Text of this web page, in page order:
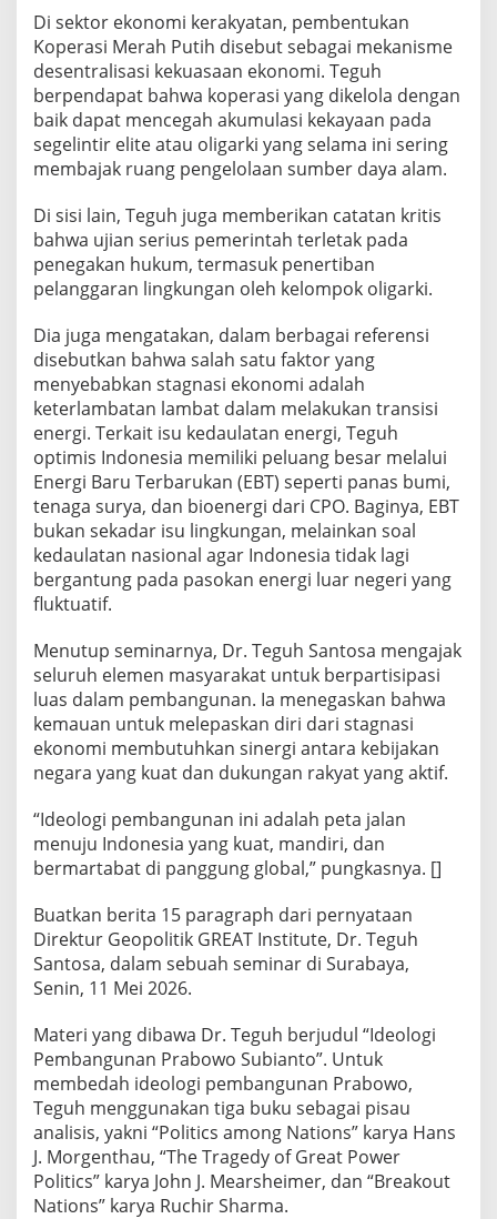
Di sektor ekonomi kerakyatan, pembentukan
Koperasi Merah Putih disebut sebagai mekanisme
desentralisasi kekuasaan ekonomi. Teguh
berpendapat bahwa koperasi yang dikelola dengan
baik dapat mencegah akumulasi kekayaan pada
segelintir elite atau oligarki yang selama ini sering
membajak ruang pengelolaan sumber daya alam.
Di sisi lain, Teguh juga memberikan catatan kritis
bahwa ujian serius pemerintah terletak pada
penegakan hukum, termasuk penertiban
pelanggaran lingkungan oleh kelompok oligarki.
Dia juga mengatakan, dalam berbagai referensi
disebutkan bahwa salah satu faktor yang
menyebabkan stagnasi ekonomi adalah
keterlambatan lambat dalam melakukan transisi
energi. Terkait isu kedaulatan energi, Teguh
optimis Indonesia memiliki peluang besar melalui
Energi Baru Terbarukan (EBT) seperti panas bumi,
tenaga surya, dan bioenergi dari CPO. Baginya, EBT
bukan sekadar isu lingkungan, melainkan soal
kedaulatan nasional agar Indonesia tidak lagi
bergantung pada pasokan energi luar negeri yang
fluktuatif.
Menutup seminarnya, Dr. Teguh Santosa mengajak
seluruh elemen masyarakat untuk berpartisipasi
luas dalam pembangunan. Ia menegaskan bahwa
kemauan untuk melepaskan diri dari stagnasi
ekonomi membutuhkan sinergi antara kebijakan
negara yang kuat dan dukungan rakyat yang aktif.
“Ideologi pembangunan ini adalah peta jalan
menuju Indonesia yang kuat, mandiri, dan
bermartabat di panggung global,” pungkasnya. []
Buatkan berita 15 paragraph dari pernyataan
Direktur Geopolitik GREAT Institute, Dr. Teguh
Santosa, dalam sebuah seminar di Surabaya,
Senin, 11 Mei 2026.
Materi yang dibawa Dr. Teguh berjudul “Ideologi
Pembangunan Prabowo Subianto”. Untuk
membedah ideologi pembangunan Prabowo,
Teguh menggunakan tiga buku sebagai pisau
analisis, yakni “Politics among Nations” karya Hans
J. Morgenthau, “The Tragedy of Great Power
Politics” karya John J. Mearsheimer, dan “Breakout
Nations” karya Ruchir Sharma.